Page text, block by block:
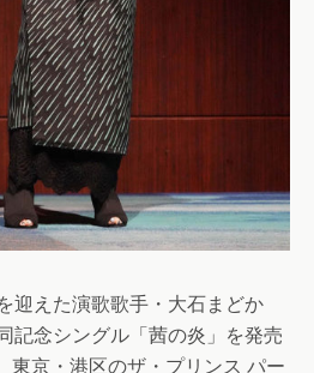
迎えた演歌歌手・大石まどか
記念シングル「茜の炎」を発売
東京・港区のザ・プリンス パー